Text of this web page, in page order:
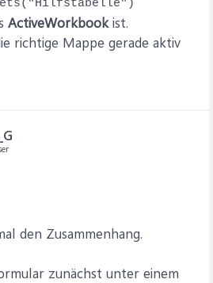
ActiveWorkbookist.
richtige Mappe gerade aktiv
den Zusammenhang.
zunächst unter einem